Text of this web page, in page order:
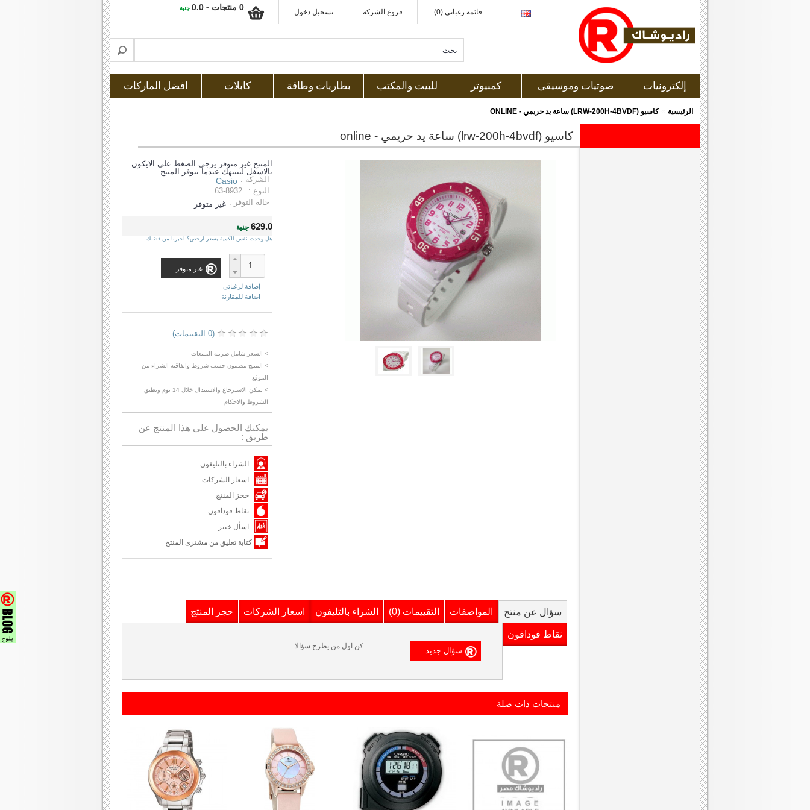
قائمة رغباتي (0) فروع الشركة تسجيل دخول 0 منتجات - 0.0 جنية
إلكترونيات صوتيات وموسيقى كمبيوتر للبيت والمكتب بطاريات وطاقة كابلات افضل الماركات
الرئيسية »كاسيو (LRW-200H-4BVDF) ساعة يد حريمي - ONLINE
كاسيو (lrw-200h-4bvdf) ساعة يد حريمي - online
المنتج غير متوفر يرجي الضغط على الايكون
بالاسفل لتنبيهك عندما يتوفر المنتج
الشركة : Casio
النوع :
63-8932
حالة التوفر : غير متوفر
629.0جنية
هل وجدت نفس الكمية بسعر ارخص؟ اخبرنا من فضلك
غير متوفر
إضافة لرغباتي
اضافة للمقارنة
(0 التقييمات)
> السعر شامل ضريبة المبيعات
> المنتج مضمون حسب شروط واتفاقية الشراء من
الموقع
> يمكن الاسترجاع والاستبدال خلال 14 يوم وتطبق
الشروط والاحكام
يمكنك الحصول علي هذا المنتج عن
طريق :
الشراء بالتليفون
اسعار الشركات
حجز المنتج
نقاط فودافون
اسأل خبير
كتابة تعليق من مشترى المنتج
سؤال عن منتج المواصفات التقييمات (0) الشراء بالتليفون اسعار الشركات حجز المنتج
نقاط فودافون
كن اول من يطرح سؤالا
منتجات ذات صلة